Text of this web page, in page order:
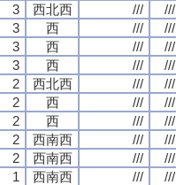
3 西北西 /// ///
3 西 /// ///
3 西 /// ///
3 西 /// ///
2 西北西 /// ///
2 西 /// ///
2 西 /// ///
2 西南西 /// ///
2 西南西 /// ///
1 西南西 /// ///